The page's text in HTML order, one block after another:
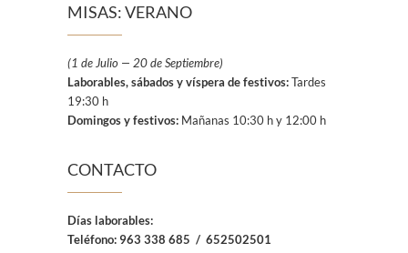
MISAS: VERANO
(1 de Julio — 20 de Septiembre)
Laborables, sábados y víspera de festivos:Tardes
19:30 h
Domingos y festivos: Mañanas 10:30 h y 12:00 h
CONTACTO
Días laborables:
Teléfono: 963 338 685 / 652502501